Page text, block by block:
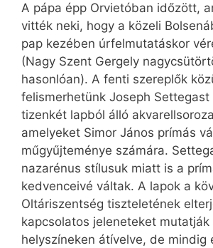
A pápa épp Orvietóban időzött,
vitték neki, hogy a közeli
pap kezében úrfelmutatáskor
(Nagy Szent Gergely
hasonlóan). A fenti szereplők
felismerhetünk Joseph Settegast
tizenkét lapból álló
amelyeket Simor János prímás
műgyűjteménye számára.
nazarénus stílusuk miatt is a
kedvenceivé váltak. A lapok a
Oltáriszentség tiszteletének
kapcsolatos jeleneteket mutatják
helyszíneken átívelve, de mindig